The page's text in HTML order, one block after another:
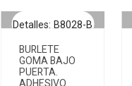
Detalles: B8028-B
BURLETE
GOMA BAJO
PUERTA.